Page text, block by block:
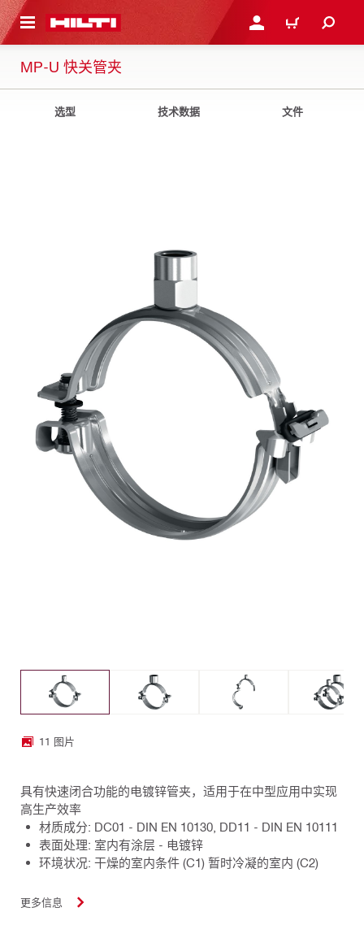
到主页 登录或注册购物车
MP-U 快关管夹
选型 技术数据 文件
11 图片
具有快速闭合功能的电镀锌管夹，适用于在中型应用中实现
高生产效率
材质成分: DC01 - DIN EN 10130, DD11 - DIN EN 10111
表面处理: 室内有涂层 - 电镀锌
环境状况: 干燥的室内条件 (C1) 暂时冷凝的室内 (C2)
更多信息